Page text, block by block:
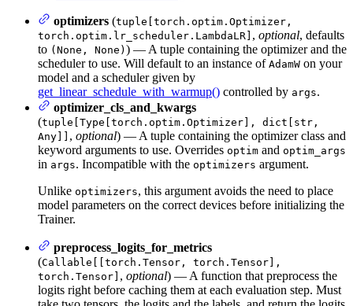
optimizers (tuple[torch.optim.Optimizer,
torch.optim.lr_scheduler.LambdaLR] , optional, defaults
to (None, None) ) — A tuple containing the optimizer and the
scheduler to use. Will default to an instance of AdamW on your
model and a scheduler given by
get_linear_schedule_with_warmup() controlled by args.
optimizer_cls_and_kwargs
(tuple[Type[torch.optim.Optimizer], dict[str,
Any]] , optional) — A tuple containing the optimizer class and
keyword arguments to use. Overrides optim and optim_args
in args. Incompatible with the optimizers argument.
Unlike optimizers, this argument avoids the need to place
model parameters on the correct devices before initializing the
Trainer.
preprocess_logits_for_metrics
(Callable[[torch.Tensor, torch.Tensor],
torch.Tensor] , optional) — A function that preprocess the
logits right before caching them at each evaluation step. Must